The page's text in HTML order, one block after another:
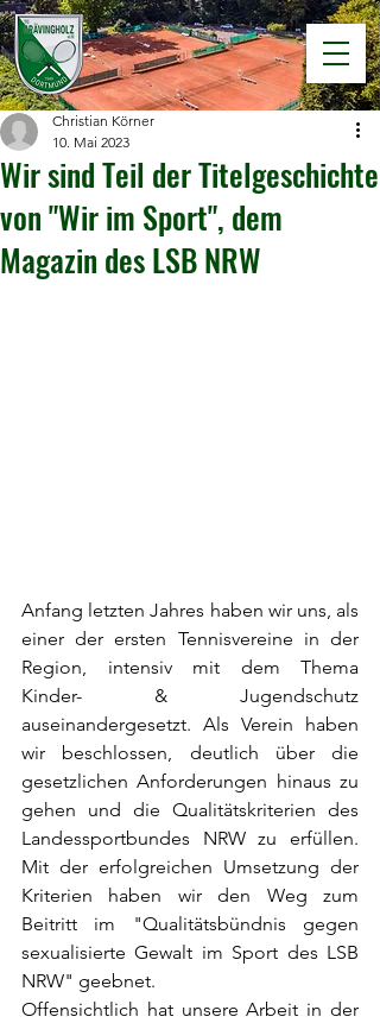
Wir sind Teil der Titelgeschichte
von "Wir im Sport", dem
Magazin des LSB NRW
Christian Körner
10. Mai 2023
Anfang letzten Jahres haben wir uns, als
einer der ersten Tennisvereine in der
Region, intensiv mit dem Thema
Kinder- & Jugendschutz
auseinandergesetzt. Als Verein haben
wir beschlossen, deutlich über die
gesetzlichen Anforderungen hinaus zu
gehen und die Qualitätskriterien des
Landessportbundes NRW zu erfüllen.
Mit der erfolgreichen Umsetzung der
Kriterien haben wir den Weg zum
Beitritt im "Qualitätsbündnis gegen
sexualisierte Gewalt im Sport des LSB
NRW" geebnet.
Offensichtlich hat unsere Arbeit in der